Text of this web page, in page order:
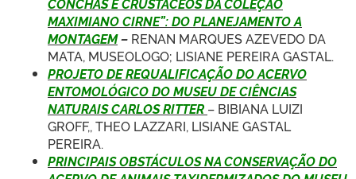
MAXIMIANO CIRNE”: DO PLANEJAMENTO A
MONTAGEM– RENAN MARQUES AZEVEDO DA
MATA, MUSEOLOGO; LISIANE PEREIRA GASTAL.
PROJETO DE REQUALIFICAÇÃO DO ACERVO
ENTOMOLÓGICO DO MUSEU DE CIÊNCIAS
NATURAIS CARLOS RITTER – BIBIANA LUIZI
GROFF,, THEO LAZZARI, LISIANE GASTAL
PEREIRA.
PRINCIPAIS OBSTÁCULOS NA CONSERVAÇÃO DO